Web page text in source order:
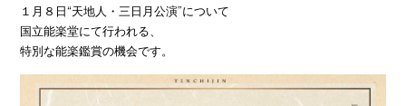
１月８日“天地人・三日月公演”について
国立能楽堂にて行われる、
特別な能楽鑑賞の機会です。